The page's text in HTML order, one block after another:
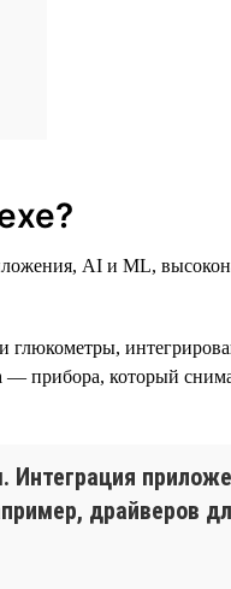
AI и ML,
— прибора, который
драйверов